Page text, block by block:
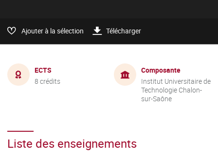
Ajouter à la sélection Télécharger
ECTS
8 crédits
Composante
Institut Universitaire de
Technologie Chalon-
sur-Saône
Liste des enseignements